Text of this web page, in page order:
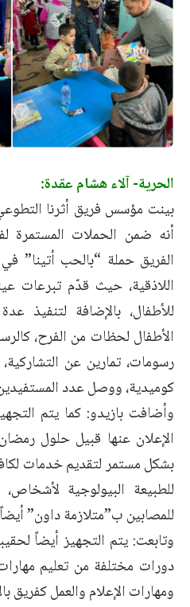
الحرية- آلاء هشام عقدة:
بينت مؤسس فريق أثرنا
أنه ضمن الحملات المستمرة
الفريق حملة “بالحب أتينا”
اللاذقية، حيث قدّم تبرعات
للأطفال، بالإضافة لتنفيذ
الأطفال لحظات من الفرح،
رسومات، تمارين عن
كوميدية، ووصل عدد المستفيدين من
وأضافت بازيدو: كما يتم
الإعلان عنها قبيل حلول رمضان
بشكل مستمر لتقديم خدمات
للطبيعة البيولوجية
للمصابين ب”متلازمة داون”
وتابعت: يتم التجهيز أيضاً
دورات مختلفة من تعليم
ومهارات الإعلام والعمل كفريق